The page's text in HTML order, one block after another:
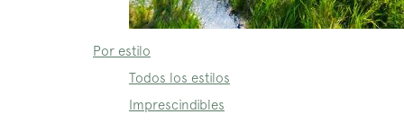
Por estilo
Todos los estilos
Imprescindibles